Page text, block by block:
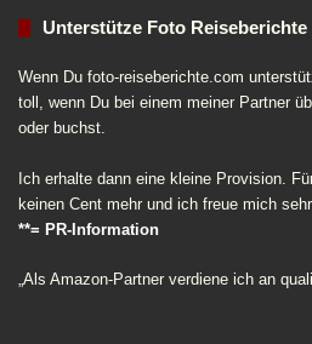
Unterstütze Foto Reiseberichte
Wenn Du foto-reiseberichte.com
toll, wenn Du bei einem meiner Partner
oder buchst.
Ich erhalte dann eine kleine Provision.
keinen Cent mehr und ich freue mich
**= PR-Information
„Als Amazon-Partner verdiene ich an